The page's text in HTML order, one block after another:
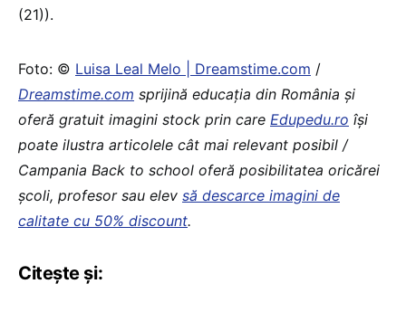
(21)).
Foto: © Luisa Leal Melo | Dreamstime.com /
Dreamstime.com sprijină educaţia din România şi
oferă gratuit imagini stock prin care Edupedu.ro îşi
poate ilustra articolele cât mai relevant posibil /
Campania Back to school oferă posibilitatea oricărei
școli, profesor sau elev să descarce imagini de
calitate cu 50% discount.
Citește și: